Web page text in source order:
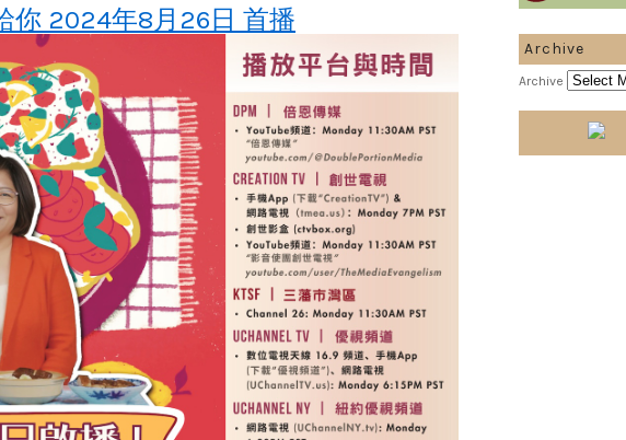
你 2024年8月26日 首播
Archive
Archive